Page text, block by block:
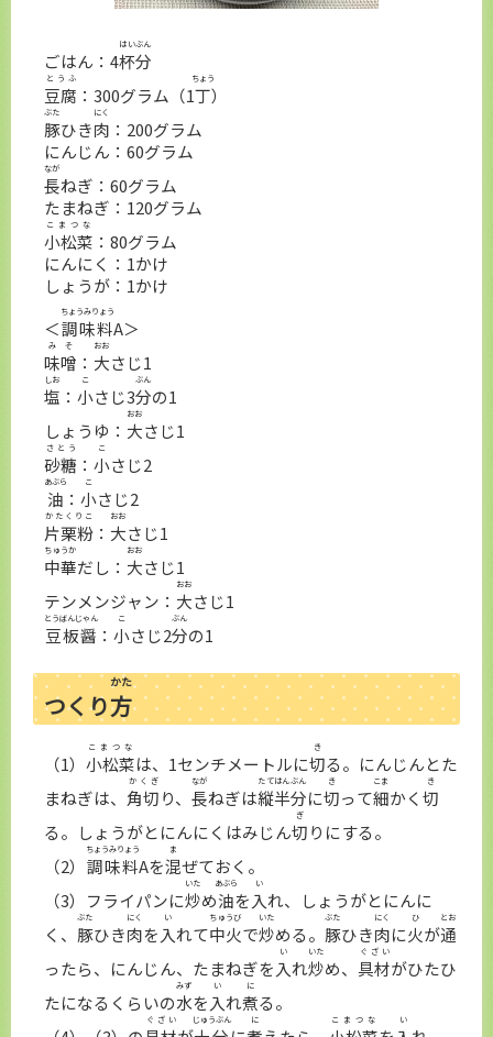
ごはん：4杯分
はいぶん
豆腐
とうふ
：300グラム（1丁
ちょう
）
豚
ぶた
ひき肉
にく
：200グラム
にんじん：60グラム
長
なが
ねぎ：60グラム
たまねぎ：120グラム
小松菜
こまつな
：80グラム
にんにく：1かけ
しょうが：1かけ
＜調味料
ちょうみりょう
A＞
味噌
みそ
： 大
おお
さじ1
塩
しお
： 小
こ
さじ3分
ぶん
の1
しょうゆ： 大
おお
さじ1
砂糖
さとう
： 小
こ
さじ2
油
あぶら
： 小
こ
さじ2
片栗粉
かたくりこ
： 大
おお
さじ1
中華
ちゅうか
だし： 大
おお
さじ1
テンメンジャン： 大
おお
さじ1
豆板醤
とうばんじゃん
： 小
こ
さじ2分
ぶん
の1
つくり方
かた
（1） 小松菜
こまつな
は、1センチメートルに切
き
る。にんじんとた
まねぎは、 角切
かくぎ
り、 長
なが
ねぎは縦半分
たてはんぶん
に切
き
って細
こま
かく 切
き
る。しょうがとにんにくはみじん切
ぎ
りにする。
（2） 調味料
ちょうみりょう
Aを混
ま
ぜておく。
（3）フライパンに炒
いた
め油
あぶら
を 入
い
れ、しょうがとにんに
く、 豚
ぶた
ひき肉
にく
を 入
い
れて中火
ちゅうび
で炒
いた
める。 豚
ぶた
ひき肉
にく
に火
ひ
が通
とお
ったら、にんじん、たまねぎを 入
い
れ炒
いた
め、 具材
ぐざい
がひたひ
たになるくらいの水
みず
を 入
い
れ煮
に
る。
ぐざい じゅうぶん に こまつな い